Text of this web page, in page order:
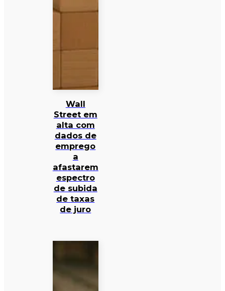
Wall
Street em
alta com
dados de
emprego
a
afastarem
espectro
de subida
de taxas
de juro